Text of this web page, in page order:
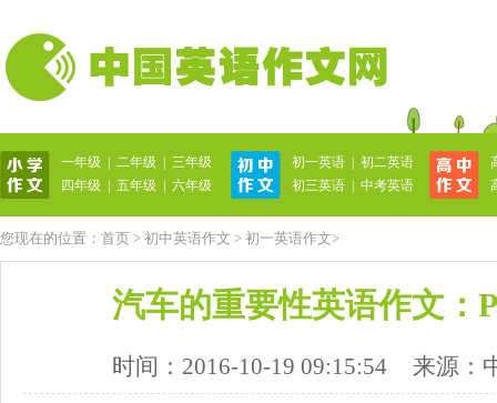
英语作文网
一年级 二年级
三年级
四年级
五年级 六年级
初一英语
初二英语
初三英语
中考英语
您现在的位置： 首页 > 初中英语作文 > 初一英语作文>
汽车的重要性英语作文：
时间：2016-10-19 09:15:54 来源：